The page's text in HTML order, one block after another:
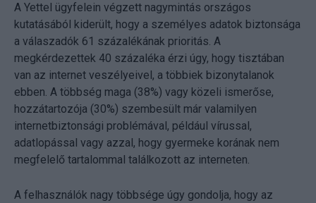
A Yettel ügyfelein végzett nagymintás országos
kutatásából kiderült, hogy a személyes adatok biztonsága
a válaszadók 61 százalékának prioritás. A
megkérdezettek 40 százaléka érzi úgy, hogy tisztában
van az internet veszélyeivel, a többiek bizonytalanok
ebben. A többség maga (38%) vagy közeli ismerőse,
hozzátartozója (30%) szembesült már valamilyen
internetbiztonsági problémával, például vírussal,
adatlopással vagy azzal, hogy gyermeke korának nem
megfelelő tartalommal találkozott az interneten.
A felhasználók nagy többsége úgy gondolja, hogy az